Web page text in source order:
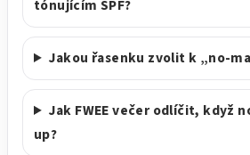
tónujícím SPF?
Jakou řasenku zvolit k „no-
Jak FWEE večer odlíčit, když
up?